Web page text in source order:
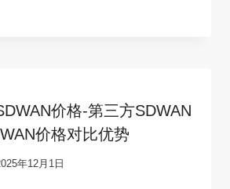
价格-第三方SDWAN
价格对比优势
年12月1日